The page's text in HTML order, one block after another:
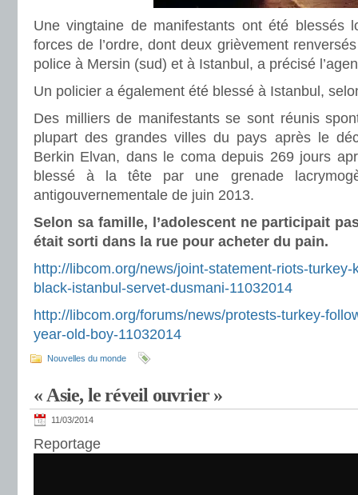
Une vingtaine de manifestants ont été blessés
forces de l’ordre, dont deux grièvement
police à Mersin (sud) et à Istanbul, a précisé
Un policier a également été blessé à Istanbul,
Des milliers de manifestants se sont réunis
plupart des grandes villes du pays après le
Berkin Elvan, dans le coma depuis 269 jours
blessé à la tête par une grenade
antigouvernementale de juin 2013.
Selon sa famille, l’adolescent ne participait
était sorti dans la rue pour acheter du pain.
http://libcom.org/news/joint-statement-riots-
black-istanbul-servet-dusmani-11032014
http://libcom.org/forums/news/protests-turkey-
year-old-boy-11032014
Nouvelles du monde
« Asie, le réveil ouvrier »
11/03/2014
Reportage